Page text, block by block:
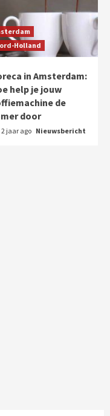
Holland
in Amsterdam:
help je jouw
de
door
2 jaar ago Nieuwsbericht